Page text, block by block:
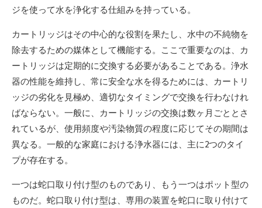
ジを使って水を浄化する仕組みを持っている。
カートリッジはその中心的な役割を果たし、水中の不純物を
除去するための媒体として機能する。ここで重要なのは、カ
ートリッジは定期的に交換する必要があることである。浄水
器の性能を維持し、常に安全な水を得るためには、カートリ
ッジの劣化を見極め、適切なタイミングで交換を行わなけれ
ばならない。一般に、カートリッジの交換は数ヶ月ごととさ
れているが、使用頻度や汚染物質の程度に応じてその期間は
異なる。一般的な家庭における浄水器には、主に2つのタイ
プが存在する。
一つは蛇口取り付け型のものであり、もう一つはポット型の
ものだ。蛇口取り付け型は、専用の装置を蛇口に取り付けて